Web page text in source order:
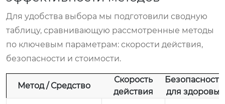
Для удобства выбора мы подготовили сводную
таблицу, сравнивающую рассмотренные методы
по ключевым параметрам: скорости действия,
безопасности и стоимости.
Метод / Средство
Скорость
действия
Безопасность
для здоровья